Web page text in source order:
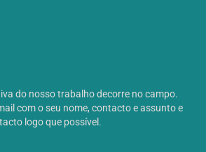
do nosso trabalho decorre no campo.
com o seu nome, contacto e assunto e
logo que possível.